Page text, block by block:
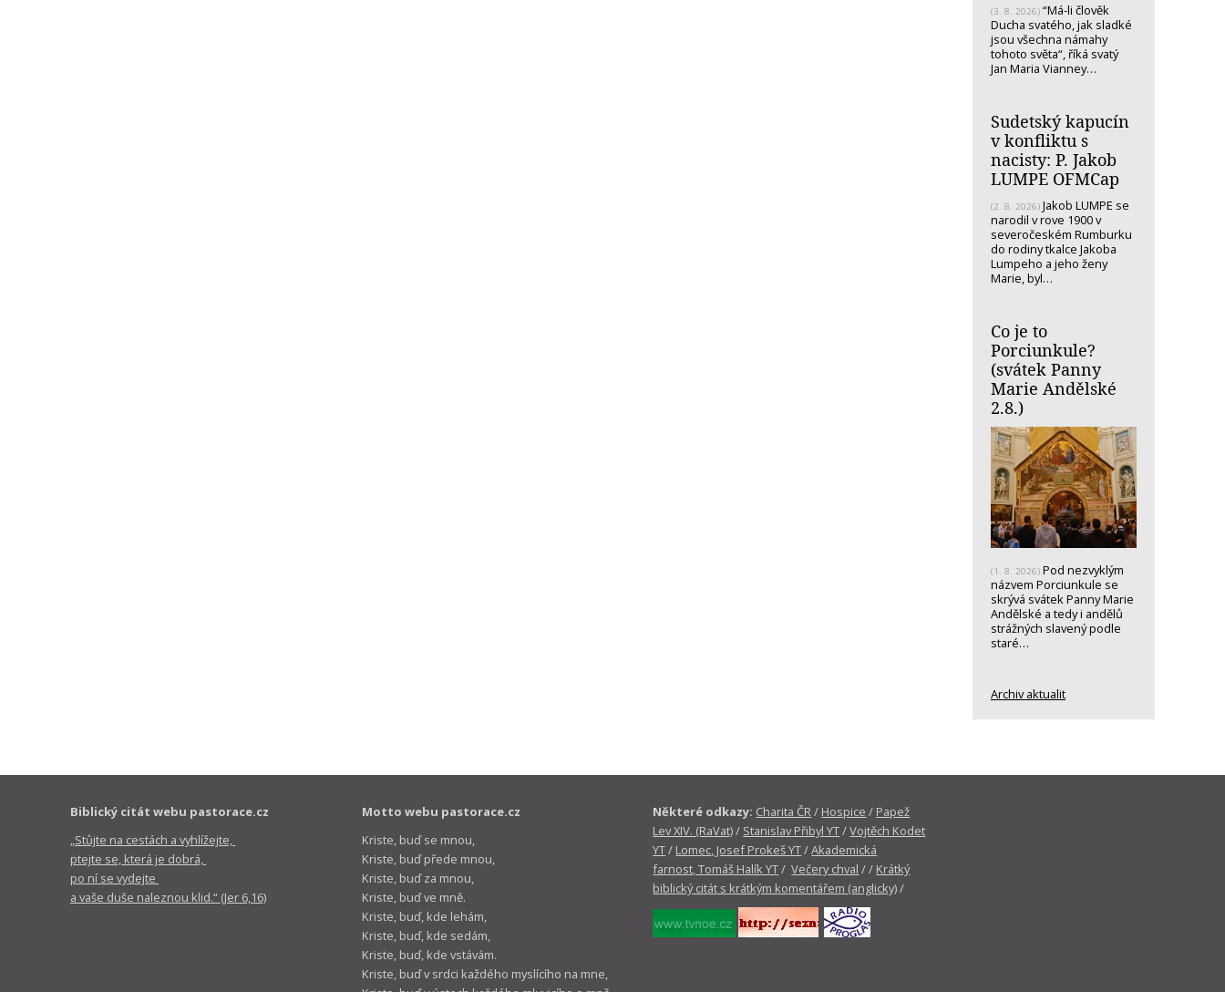
(3. 8. 2026) “Má-li člověk
Ducha svatého, jak sladké
jsou všechna námahy
tohoto světa“, říká svatý
Jan Maria Vianney…
Sudetský kapucín
v konfliktu s
nacisty: P. Jakob
LUMPE OFMCap
(2. 8. 2026) Jakob LUMPE se
narodil v rove 1900 v
severočeském Rumburku
do rodiny tkalce Jakoba
Lumpeho a jeho ženy
Marie, byl…
Co je to
Porciunkule?
(svátek Panny
Marie Andělské
2.8.)
(1. 8. 2026) Pod nezvyklým
názvem Porciunkule se
skrývá svátek Panny Marie
Andělské a tedy i andělů
strážných slavený podle
staré…
Archiv aktualit
Biblický citát webu pastorace.cz
„Stůjte na cestách a vyhlížejte,
ptejte se, která je dobrá,
po ní se vydejte
a vaše duše naleznou klid.“ (Jer 6,16)
Motto webu pastorace.cz
Kriste, buď se mnou,
Kriste, buď přede mnou,
Kriste, buď za mnou,
Kriste, buď ve mně.
Kriste, buď, kde lehám,
Kriste, buď, kde sedám,
Kriste, buď, kde vstávám.
Kriste, buď v srdci každého myslícího na mne,
Některé odkazy: Charita ČR/ Hospice / Papež
Lev XIV. (RaVat)/ Stanislav Přibyl YT/Vojtěch Kodet
YT/ Lomec, Josef Prokeš YT/Akademická
farnost, Tomáš Halík YT/Večery chval / / Krátký
biblický citát s krátkým komentářem (anglicky)/